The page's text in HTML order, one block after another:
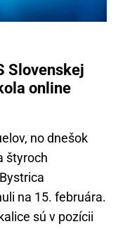
Slovenskej
online
no dnešok
štyroch
na 15. februára.
sú v pozícii